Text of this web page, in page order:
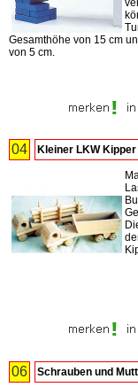
Gesamthöhe von 15 cm
von 5 cm.
04 Kleiner LKW Kipper
06 Schrauben und